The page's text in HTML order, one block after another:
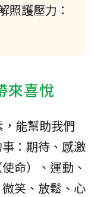
照護壓力：
來喜悅
能幫助我們
：期待、感激
命）、運動、
笑、放鬆、心